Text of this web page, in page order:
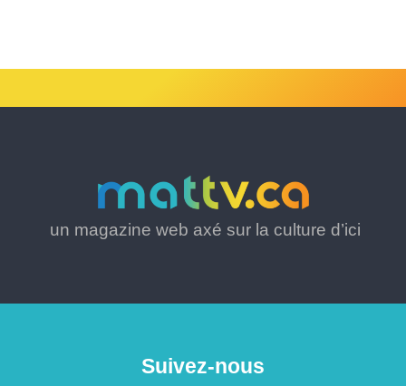
un magazine web axé sur la culture d’ici
Suivez-nous